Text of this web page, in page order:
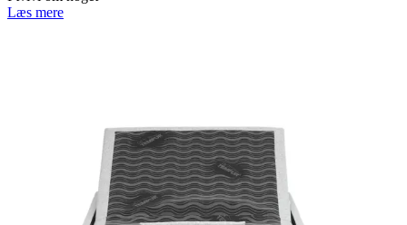
Læs mere
Den luksuriøse elevationsbund har slideback-funktion og
sengerammen er fuldpolstret med et slidstærkt betræk og fremstillet i
massivt kernetræ.
Kropstilpasset komfort og støtte